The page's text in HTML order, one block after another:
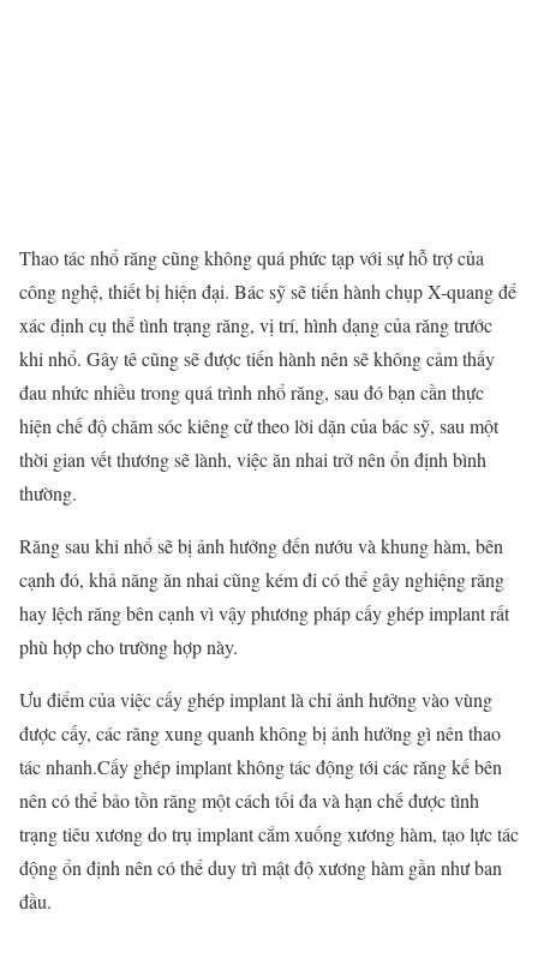
Thao tác nhổ răng cũng không quá phức tạp với sự hỗ trợ của
công nghệ, thiết bị hiện đại. Bác sỹ sẽ tiến hành chụp X-quang để
xác định cụ thể tình trạng răng, vị trí, hình dạng của răng trước
khi nhổ. Gây tê cũng sẽ được tiến hành nên sẽ không cảm thấy
đau nhức nhiều trong quá trình nhổ răng, sau đó bạn cần thực
hiện chế độ chăm sóc kiêng cử theo lời dặn của bác sỹ, sau một
thời gian vết thương sẽ lành, việc ăn nhai trở nên ổn định bình
thường.
Răng sau khi nhổ sẽ bị ảnh hưởng đến nướu và khung hàm, bên
cạnh đó, khả năng ăn nhai cũng kém đi có thể gây nghiệng răng
hay lệch răng bên cạnh vì vậy phương pháp cấy ghép implant rất
phù hợp cho trường hợp này.
Ưu điểm của việc cấy ghép implant là chỉ ảnh hưởng vào vùng
được cấy, các răng xung quanh không bị ảnh hưởng gì nên thao
tác nhanh.Cấy ghép implant không tác động tới các răng kế bên
nên có thể bảo tồn răng một cách tối đa và hạn chế được tình
trạng tiêu xương do trụ implant cắm xuống xương hàm, tạo lực tác
động ổn định nên có thể duy trì mật độ xương hàm gần như ban
đầu.